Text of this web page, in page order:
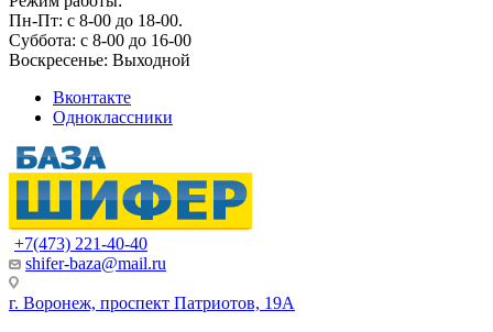
Пн-Пт: с 8-00 до 18-00.
Суббота: с 8-00 до 16-00
Воскресенье: Выходной
Вконтакте
Одноклассники
+7(473) 221-40-40
shifer-baza@mail.ru
г. Воронеж, проспект Патриотов, 19А